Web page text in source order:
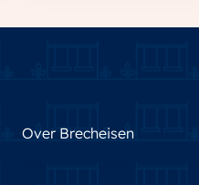
Over Brecheisen